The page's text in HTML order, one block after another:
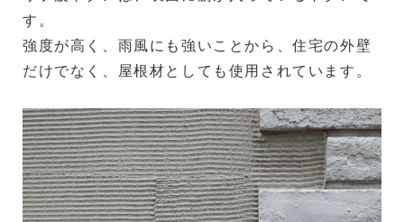
す。
強度が高く、雨風にも強いことから、住宅の外壁
だけでなく、屋根材としても使用されています。